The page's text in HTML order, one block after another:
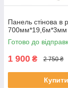
Панель стінова в
700мм*19,6м*3мм
Готово до
1 900 ₴ 2 750 ₴
Купити